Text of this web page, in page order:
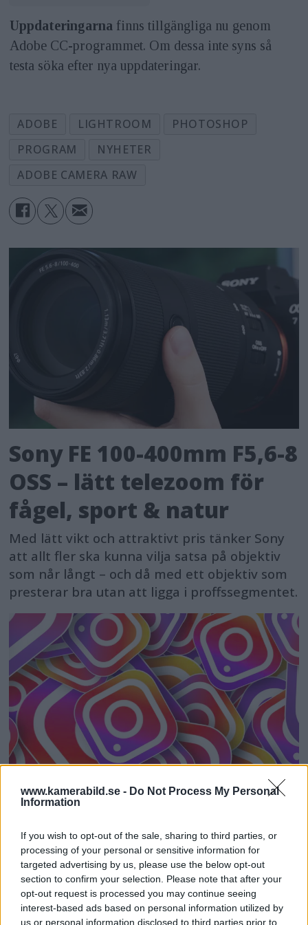
www.kamerabild.se - Do Not Process My Personal
Information
If you wish to opt-out of the sale, sharing to third parties, or
processing of your personal or sensitive information for
targeted advertising by us, please use the below opt-out
section to confirm your selection. Please note that after your
opt-out request is processed you may continue seeing
interest-based ads based on personal information utilized by
us or personal information disclosed to third parties prior to
Uppdateringarna finns tillgängliga nu genom
Adobe CC-programmet. Om dessa inte syns så
testa söka efter nya uppdateringar.
ADOBE LIGHTROOM
PHOTOSHOP
PROGRAM
NYHETER
ADOBE CAMERA RAW
Sony FE 100-400mm F5,6-8
OSS – lätt telezoom för
fågel, sport & natur
Med lätt vikt och attraktivt pris tänker Sony
att allt fler ska kunna vilja satsa på objektiv
som når långt – och då med ett objektiv som
presterar bra utan att ligga i proffssegmentet.
sämre skolresultat enligt
forskning
En ny studie publicerad i Nature Human